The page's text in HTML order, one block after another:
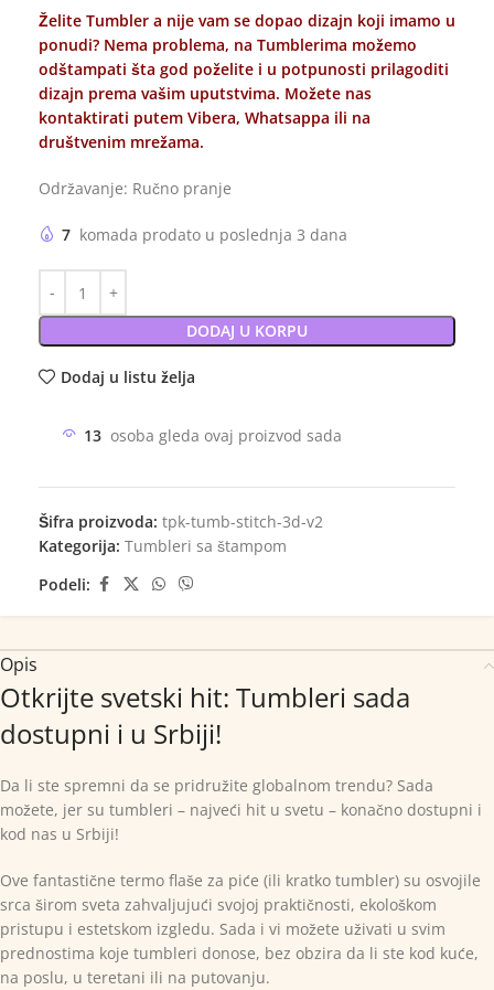
Želite Tumbler a nije vam se dopao dizajn koji imamo u
ponudi? Nema problema, na Tumblerima možemo
odštampati šta god poželite i u potpunosti prilagoditi
dizajn prema vašim uputstvima. Možete nas
kontaktirati putem Vibera, Whatsappa ili na
društvenim mrežama.
Održavanje: Ručno pranje
7 komada prodato u poslednja 3 dana
DODAJ U KORPU
Dodaj u listu želja
13 osoba gleda ovaj proizvod sada
Šifra proizvoda: tpk-tumb-stitch-3d-v2
Kategorija: Tumbleri sa štampom
Podeli:
Opis
Otkrijte svetski hit: Tumbleri sada
dostupni i u Srbiji!
Da li ste spremni da se pridružite globalnom trendu? Sada
možete, jer su tumbleri – najveći hit u svetu – konačno dostupni i
kod nas u Srbiji!
Ove fantastične termo flaše za piće (ili kratko tumbler) su osvojile
srca širom sveta zahvaljujući svojoj praktičnosti, ekološkom
pristupu i estetskom izgledu. Sada i vi možete uživati u svim
prednostima koje tumbleri donose, bez obzira da li ste kod kuće,
na poslu, u teretani ili na putovanju.